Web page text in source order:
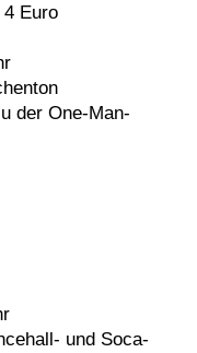
Euro
der One-Man-
und Soca-